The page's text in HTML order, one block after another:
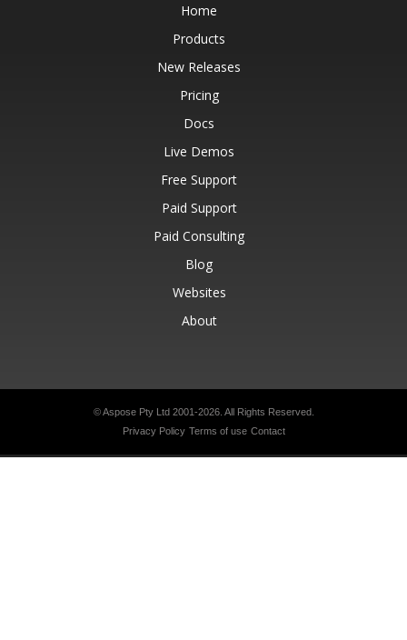
Home
Products
New Releases
Pricing
Docs
Live Demos
Free Support
Paid Support
Paid Consulting
Blog
Websites
About
© Aspose Pty Ltd 2001-2026. All Rights Reserved.
Privacy Policy Terms of use Contact